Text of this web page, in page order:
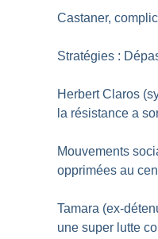
Castaner,
Stratégies :
Herbert Claros
la résistance a
Mouvements
opprimées au
Tamara (ex-
une super lutte